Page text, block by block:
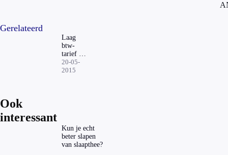
Gerelateerd
Laag
btw-
tarief bij
renovatie
vervalt
20-05-
2015
Ook
interessant
Kun je echt
beter slapen
van slaapthee?